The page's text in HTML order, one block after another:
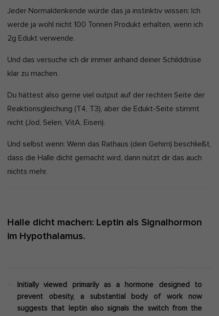
Jeder Normaldenkende würde das ja instinktiv wissen: Ich
werde ja wohl nicht 100 Tonnen Produkt erhalten, wenn ich
2g Edukt verwende.
Und das versuche ich dir immer anhand deiner Schilddrüse
klar zu machen.
Du hättest also gerne viel output auf der rechten Seite der
Reaktionsgleichung (T4, T3), aber die Edukt-Seite stimmt
nicht (Jod, Selen, VitA, Eisen).
Und selbst wenn: Wenn das Rathaus (dein Gehirn) beschließt,
dass die Halle dicht gemacht wird, dann nützt dir das auch
nichts mehr.
Halle dicht machen: Leptin als Signalhormon
im Hypothalamus.
Initially viewed primarily as a hormone designed to
prevent obesity, a substantial body of work now
suggests that leptin also signals the switch from the